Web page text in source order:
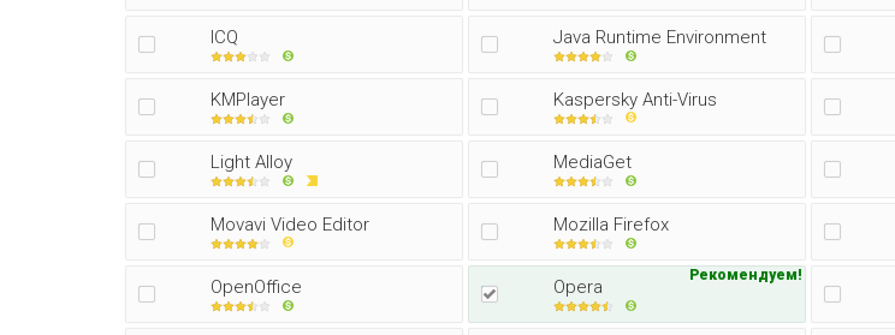
ICQ Java Runtime Environment
KMPlayer Kaspersky Anti-Virus
Light Alloy MediaGet
Movavi Video Editor Mozilla Firefox
OpenOffice Opera
Рекомендуем!